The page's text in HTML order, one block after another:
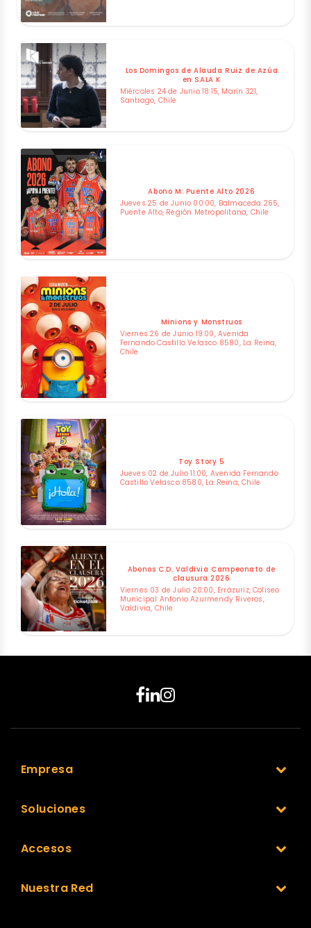
Los Domingos de Alauda Ruiz de Azúa
en SALA K
Miércoles 24 de Junio 18:15, Marín 321,
Santiago, Chile
Abono M. Puente Alto 2026
Jueves 25 de Junio 00:00, Balmaceda 265,
Puente Alto, Región Metropolitana, Chile
Minions y Monstruos
Viernes 26 de Junio 19:00, Avenida
Fernando Castillo Velasco 8580, La Reina,
Chile
Toy Story 5
Jueves 02 de Julio 11:00, Avenida Fernando
Castillo Velasco 8580, La Reina, Chile
Abonos C.D. Valdivia Campeonato de
clausura 2026
Viernes 03 de Julio 20:00, Errázuriz, Coliseo
Municipal Antonio Azurmendy Riveros,
Valdivia, Chile
Empresa
Soluciones
Accesos
Nuestra Red